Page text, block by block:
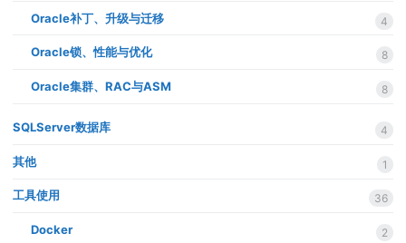
Oracle补丁、升级与迁移 4
Oracle锁、性能与优化 8
Oracle集群、RAC与ASM 8
SQLServer数据库 4
其他 1
工具使用 36
Docker 2